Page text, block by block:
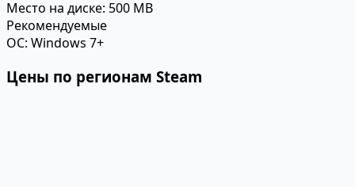
Место на диске: 500 MB
Рекомендуемые
ОС: Windows 7+
Цены по регионам Steam